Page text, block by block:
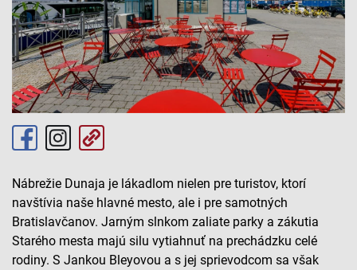
Nábrežie Dunaja je lákadlom nielen pre turistov, ktorí
navštívia naše hlavné mesto, ale i pre samotných
Bratislavčanov. Jarným slnkom zaliate parky a zákutia
Starého mesta majú silu vytiahnuť na prechádzku celé
rodiny. S Jankou Bleyovou a s jej sprievodcom sa však